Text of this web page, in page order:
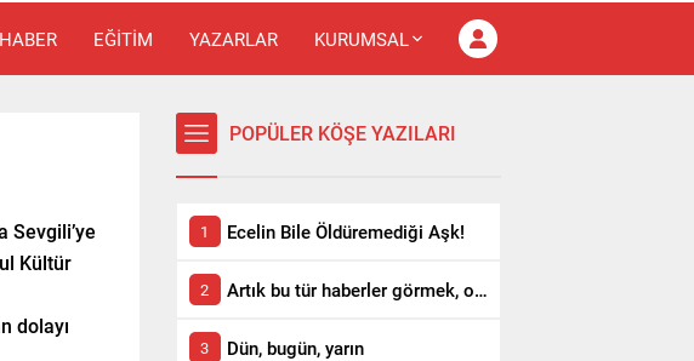
EĞİTİM YAZARLAR KURUMSAL
Sevgili’ye
Kültür
dolayı
POPÜLER KÖŞE YAZILARI
Ecelin Bile Öldüremediği Aşk!
Artık bu tür haberler görmek, okumak istemiyoruz!
Dün, bugün, yarın